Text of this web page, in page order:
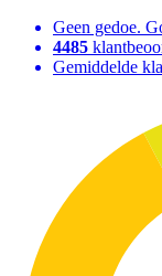
Geen gedoe.
4485
Gemiddelde